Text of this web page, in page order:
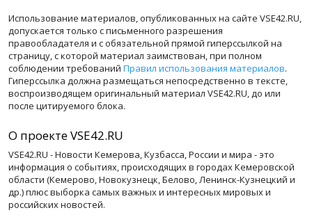
Использование материалов, опубликованных на сайте VSE42.RU,
допускается только с письменного разрешения
правообладателя и с обязательной прямой гиперссылкой на
страницу, с которой материал заимствован, при полном
соблюдении требований Правил использования материалов.
Гиперссылка должна размещаться непосредственно в тексте,
воспроизводящем оригинальный материал VSE42.RU, до или
после цитируемого блока.
О проекте VSE42.RU
VSE42.RU - Новости Кемерова, Кузбасса, России и мира - это
информация о событиях, происходящих в городах Кемеровской
области (Кемерово, Новокузнецк, Белово, Ленинск-Кузнецкий и
др.) плюс выборка самых важных и интересных мировых и
российских новостей.